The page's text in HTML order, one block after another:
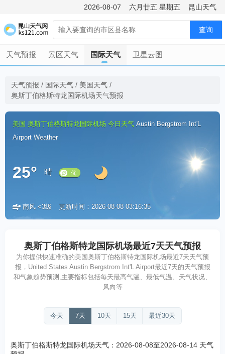
2026-08-07 六月廿五 星期五 昆山天气
查询
天气预报 景区天气 国际天气 卫星云图
天气预报 / 国际天气 / 美国天气 /
奥斯丁伯格斯特龙国际机场天气预报
美国 奥斯丁伯格斯特龙国际机场 今日天气 Austin Bergstrom Int'L
Airport Weather
25° 晴
南风 <3级 更新时间：2026-08-08 03:16:35
奥斯丁伯格斯特龙国际机场最近7天天气预报
为你提供快速准确的美国奥斯丁伯格斯特龙国际机场最近7天天气预
报，United States Austin Bergstrom Int'L Airport最近7天的天气预报
和气象趋势预测,主要指标包括每天最高气温、最低气温、天气状况、
风向等
今天 7天 10天 15天 最近30天
奥斯丁伯格斯特龙国际机场天气：2026-08-08至2026-08-14 天气